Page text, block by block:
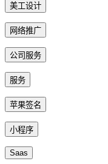
美工设计
网络推广
公司服务
服务
苹果签名
小程序
Saas